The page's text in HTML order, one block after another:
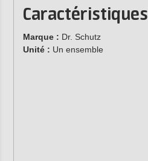
Caractéristiques
Marque : Dr. Schutz
Unité : Un ensemble